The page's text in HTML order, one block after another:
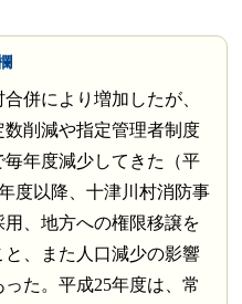
併により増加したが、
削減や指定管理者制度
年度減少してきた（平
度以降、十津川村消防事
、地方への権限移譲を
、また人口減少の影響
た。平成25年度は、常